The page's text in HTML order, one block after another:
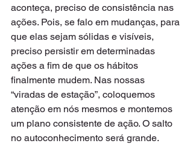
aconteça, preciso de consistência nas
ações. Pois, se falo em mudanças, para
que elas sejam sólidas e visíveis,
preciso persistir em determinadas
ações a fim de que os hábitos
finalmente mudem. Nas nossas
“viradas de estação”, coloquemos
atenção em nós mesmos e montemos
um plano consistente de ação. O salto
no autoconhecimento será grande.